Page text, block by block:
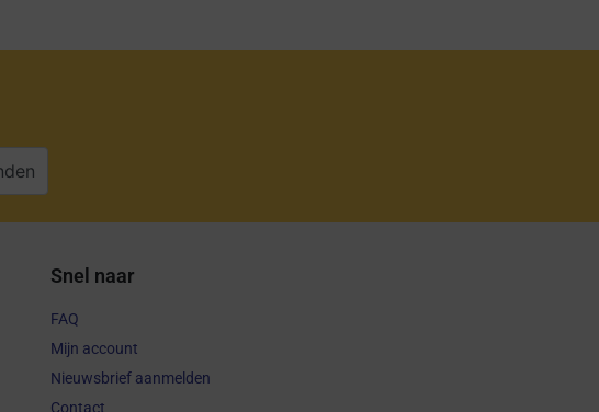
Snel naar
FAQ
Mijn account
Nieuwsbrief aanmelden
Contact